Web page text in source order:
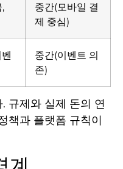
중간(모바일 결
제 중심)
중간(이벤트 의
존)
규제와 실제 돈의 연
책과 플랫폼 규칙이